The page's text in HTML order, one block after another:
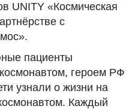
UNITY «Космическая
с
пациенты
героем РФ
узнали о жизни на
Каждый